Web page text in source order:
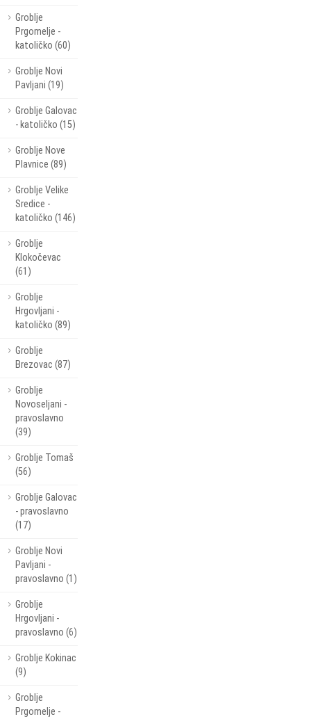
Groblje
Prgomelje -
katoličko (60)
Groblje Novi
Pavljani (19)
Groblje Galovac
- katoličko (15)
Groblje Nove
Plavnice (89)
Groblje Velike
Sredice -
katoličko (146)
Groblje
Klokočevac
(61)
Groblje
Hrgovljani -
katoličko (89)
Groblje
Brezovac (87)
Groblje
Novoseljani -
pravoslavno
(39)
Groblje Tomaš
(56)
Groblje Galovac
- pravoslavno
(17)
Groblje Novi
Pavljani -
pravoslavno (1)
Groblje
Hrgovljani -
pravoslavno (6)
Groblje Kokinac
(9)
Groblje
Prgomelje -